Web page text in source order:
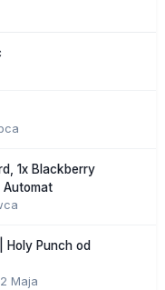
1x Blackberry
Automat
Holy Punch od
Maja